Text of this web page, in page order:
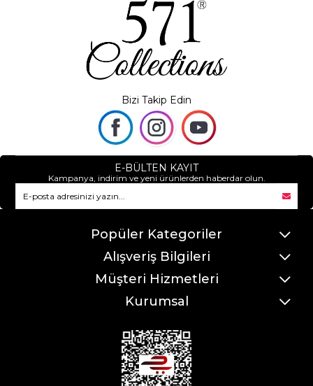
Bizi Takip Edin
E-BÜLTEN KAYIT
Kampanya, indirim ve yeni ürünlerden haberdar olun.
Popüler Kategoriler
Alışveriş Bilgileri
Müşteri Hizmetleri
Kurumsal